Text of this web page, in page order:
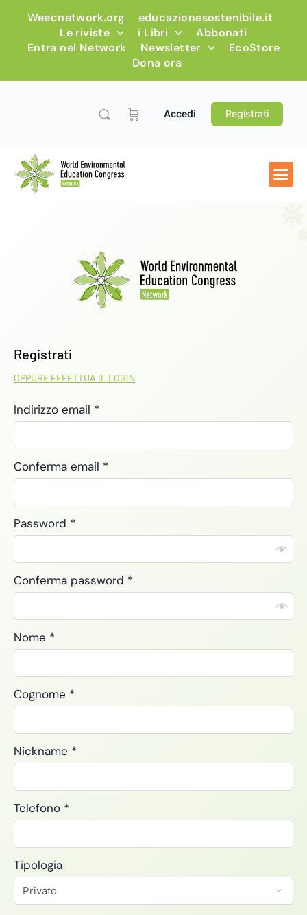
Weecnetwork.org
educazionesostenibile.it
Le riviste
i Libri
Abbonati
Entra nel Network
Newsletter
EcoStore
Dona ora
Accedi Registrati
Registrati
OPPURE EFFETTUA IL LOGIN
Indirizzo email *
Conferma email *
Password *
Conferma password *
Nome *
Cognome *
Nickname *
Telefono *
Tipologia